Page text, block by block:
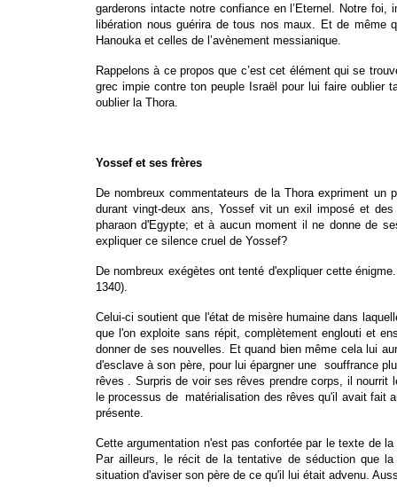
garderons intacte notre confiance en l’Eternel. Notre
libération nous guérira de tous nos maux. Et de même
Hanouka et celles de l’avènement messianique.
Rappelons à ce propos que c’est cet élément qui se
grec impie contre ton peuple Israël pour lui faire oublier
oublier la Thora.
Yossef et ses frères
De nombreux commentateurs de la Thora expriment
durant vingt-deux ans, Yossef vit un exil imposé et
pharaon d'Egypte; et à aucun moment il ne donne de
expliquer ce silence cruel de Yossef?
De nombreux exégètes ont tenté d'expliquer cette
1340).
Celui-ci soutient que l'état de misère humaine dans
que l'on exploite sans répit, complètement englouti et
donner de ses nouvelles. Et quand bien même cela lui
d'esclave à son père, pour lui épargner une souffrance
rêves . Surpris de voir ses rêves prendre corps, il
le processus de matérialisation des rêves qu'il avait fait
présente.
Cette argumentation n'est pas confortée par le texte de
Par ailleurs, le récit de la tentative de séduction que
situation d'aviser son père de ce qu'il lui était advenu.